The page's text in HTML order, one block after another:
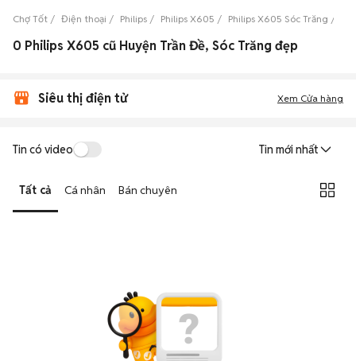
Chợ Tốt Điện thoại Philips Philips X605 Philips X605 Sóc Trăng
0 Philips X605 cũ Huyện Trần Đề, Sóc Trăng đẹp
Siêu thị điện tử Xem Cửa hàng
Tin có video Tin mới nhất
Tất cả Cá nhân Bán chuyên